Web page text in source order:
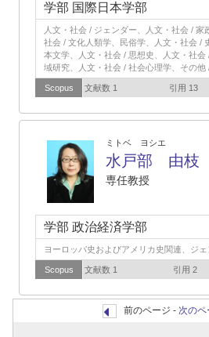
学部 国際日本学部
人文・社会 / ジェンダー、人文・社会 / 家
社会 / 文化人類学、民俗学、人文・社会 /
本文学、人文・社会 / 思想史、人文・社
域研究、人文・社会 / 社会心理学、その他
Scopus 文献数 1 引用 13
ミトベ ヨシエ
水戸部 由枝
専任教授
学部 政治経済学部
ヨーロッパ史およびアメリカ史関連、ジ
Scopus 文献数 1 引用 2
前のページ - 次のペ